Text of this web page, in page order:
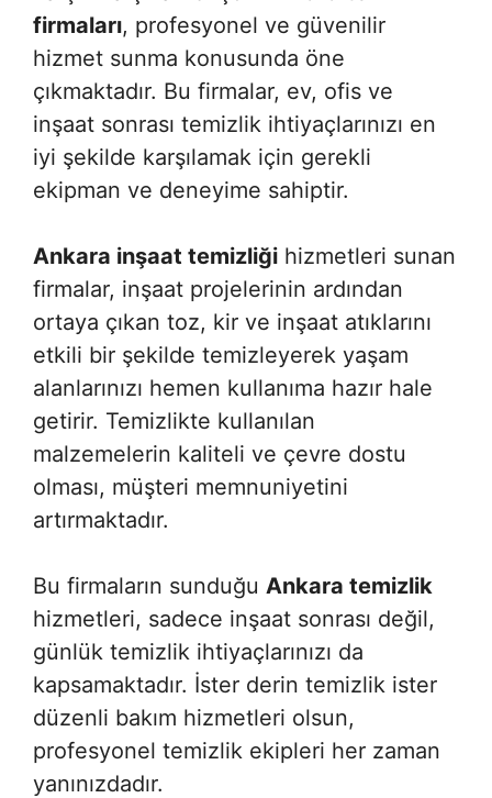
firmaları, profesyonel ve güvenilir
hizmet sunma konusunda öne
çıkmaktadır. Bu firmalar, ev, ofis ve
inşaat sonrası temizlik ihtiyaçlarınızı en
iyi şekilde karşılamak için gerekli
ekipman ve deneyime sahiptir.
Ankara inşaat temizliği hizmetleri sunan
firmalar, inşaat projelerinin ardından
ortaya çıkan toz, kir ve inşaat atıklarını
etkili bir şekilde temizleyerek yaşam
alanlarınızı hemen kullanıma hazır hale
getirir. Temizlikte kullanılan
malzemelerin kaliteli ve çevre dostu
olması, müşteri memnuniyetini
artırmaktadır.
Bu firmaların sunduğu Ankara temizlik
hizmetleri, sadece inşaat sonrası değil,
günlük temizlik ihtiyaçlarınızı da
kapsamaktadır. İster derin temizlik ister
düzenli bakım hizmetleri olsun,
profesyonel temizlik ekipleri her zaman
yanınızdadır.